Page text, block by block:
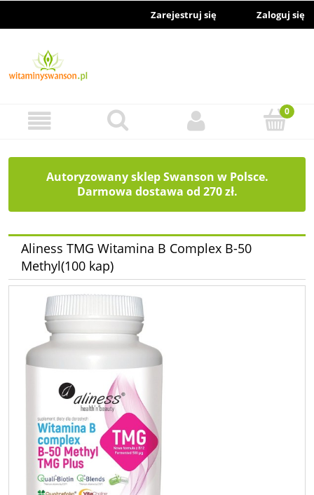
Zarejestruj się Zaloguj się
Autoryzowany sklep Swanson w Polsce.
Darmowa dostawa od 270 zł.
Aliness TMG Witamina B Complex B-50
Methyl(100 kap)